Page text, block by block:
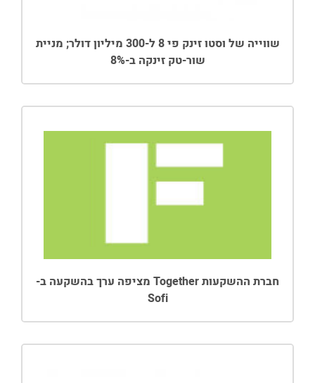
שווייה של וסטו זינק פי 8 ל-300 מיליון דולר; מניית
שור-טק זינקה ב-8%
חברת ההשקעות Together מציפה ערך בהשקעה ב-
Sofi